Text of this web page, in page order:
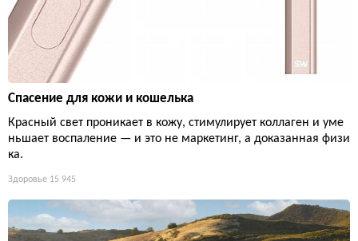
Спасение для кожи и кошелька
Красный свет проникает в кожу, стимулирует коллаген и уме
ньшает воспаление — и это не маркетинг, а доказанная физи
ка.
Здоровье 15 945